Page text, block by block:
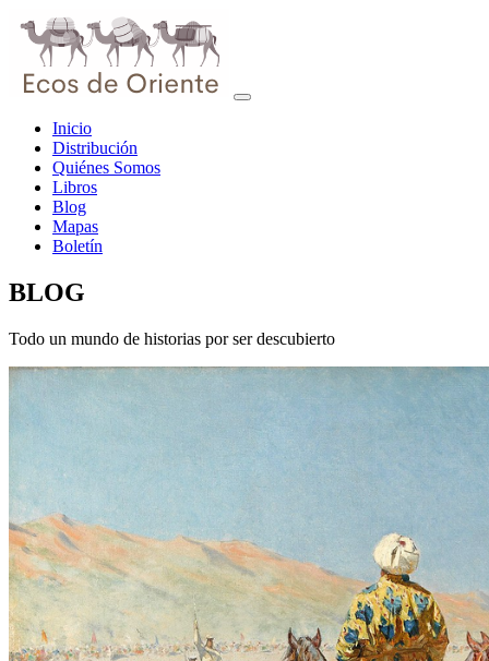
Inicio
Distribución
Quiénes Somos
Libros
Blog
Mapas
Boletín
BLOG
Todo un mundo de historias por ser descubierto